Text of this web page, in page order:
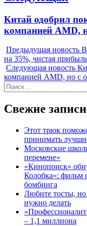
Next
Китай одобрил
компанией AMD,
Предыдущая новость
на 35%, чистая
Следующая новость
компанией AMD, но с
Найти:
Свежие записи
Этот трюк
принимать
Московские
перемене»
«Кинопоиск»
Колобка»: фильм
бомбинга
Любите тосты, но
нужно делать
– 1,1 миллиона